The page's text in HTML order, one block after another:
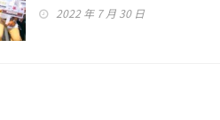
2022 年 7 月 30 日